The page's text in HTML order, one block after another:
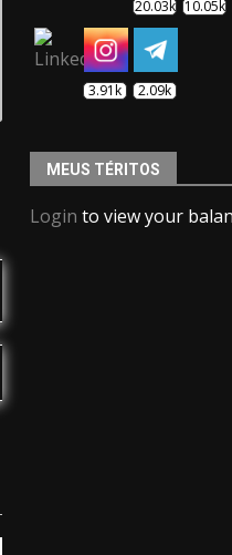
20.03k 10.05k
3.91k 2.09k
MEUS TÉRITOS
Login to view your